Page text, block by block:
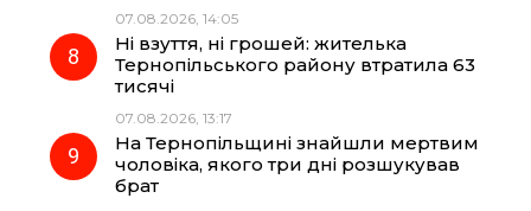
07.08.2026, 14:05
Ні взуття, ні грошей: жителька
Тернопільського району втратила 63
тисячі
07.08.2026, 13:17
На Тернопільщині знайшли мертвим
чоловіка, якого три дні розшукував
брат